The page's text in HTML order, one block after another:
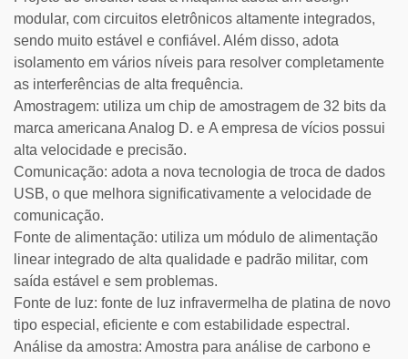
modular, com circuitos eletrônicos altamente integrados,
sendo muito estável e confiável. Além disso, adota
isolamento em vários níveis para resolver completamente
as interferências de alta frequência.
Amostragem: utiliza um chip de amostragem de 32 bits da
marca americana Analog D. e A empresa de vícios possui
alta velocidade e precisão.
Comunicação: adota a nova tecnologia de troca de dados
USB, o que melhora significativamente a velocidade de
comunicação.
Fonte de alimentação: utiliza um módulo de alimentação
linear integrado de alta qualidade e padrão militar, com
saída estável e sem problemas.
Fonte de luz: fonte de luz infravermelha de platina de novo
tipo especial, eficiente e com estabilidade espectral.
Análise da amostra: Amostra para análise de carbono e